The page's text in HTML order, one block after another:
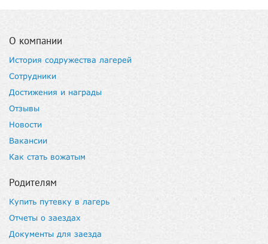
О компании
История содружества лагерей
Сотрудники
Достижения и награды
Отзывы
Новости
Вакансии
Как стать вожатым
Родителям
Купить путевку в лагерь
Отчеты о заездах
Документы для заезда